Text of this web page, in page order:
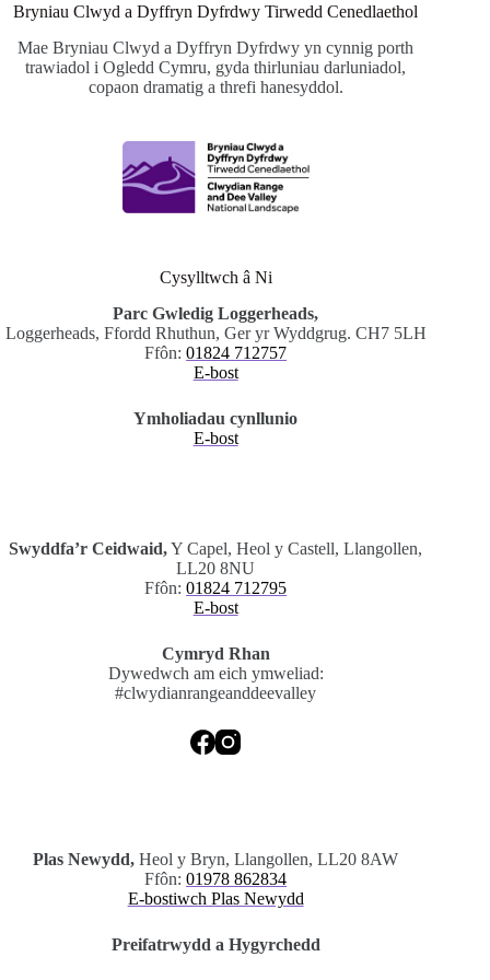
Bryniau Clwyd a Dyffryn Dyfrdwy Tirwedd Cenedlaethol
Mae Bryniau Clwyd a Dyffryn Dyfrdwy yn cynnig porth
trawiadol i Ogledd Cymru, gyda thirluniau darluniadol,
copaon dramatig a threfi hanesyddol.
Cysylltwch â Ni
Parc Gwledig Loggerheads,
Loggerheads, Ffordd Rhuthun, Ger yr Wyddgrug. CH7 5LH
Ffôn:01824 712757
E-bost
Ymholiadau cynllunio
E-bost
Swyddfa’r Ceidwaid,Y Capel, Heol y Castell, Llangollen,
LL20 8NU
Ffôn:01824 712795
E-bost
Cymryd Rhan
Dywedwch am eich ymweliad:
#clwydianrangeanddeevalley
Plas Newydd, Heol y Bryn, Llangollen, LL20 8AW
Ffôn:01978 862834
E-bostiwch Plas Newydd
Preifatrwydd a Hygyrchedd